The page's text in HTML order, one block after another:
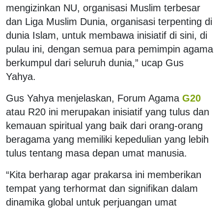
mengizinkan NU, organisasi Muslim terbesar
dan Liga Muslim Dunia, organisasi terpenting di
dunia Islam, untuk membawa inisiatif di sini, di
pulau ini, dengan semua para pemimpin agama
berkumpul dari seluruh dunia,” ucap Gus
Yahya.
Gus Yahya menjelaskan, Forum Agama G20
atau R20 ini merupakan inisiatif yang tulus dan
kemauan spiritual yang baik dari orang-orang
beragama yang memiliki kepedulian yang lebih
tulus tentang masa depan umat manusia.
“Kita berharap agar prakarsa ini memberikan
tempat yang terhormat dan signifikan dalam
dinamika global untuk perjuangan umat